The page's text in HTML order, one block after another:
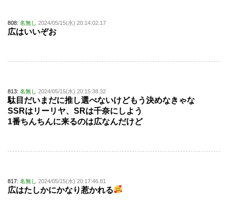
808: 名無し 2024/05/15(水) 20:14:02.17
広はいいぞお
813: 名無し 2024/05/15(水) 20:15:38.32
駄目だいまだに推し選べないけどもう決めなきゃな
SSRはリーリヤ、SRは千奈にしよう
1番ちんちんに来るのは広なんだけど
817: 名無し 2024/05/15(水) 20:17:46.81
広はたしかにかなり惹かれる